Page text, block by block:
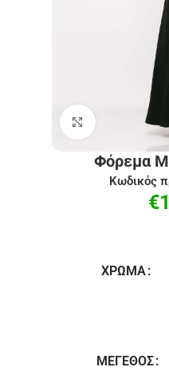
Click to enlarge
Φόρεμα
Κωδικός
€
ΧΡΏΜΑ
ΜΈΓΕΘΟΣ